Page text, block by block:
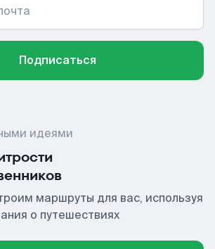
Подписаться
идеями
маршруты для вас, используя
о путешествиях